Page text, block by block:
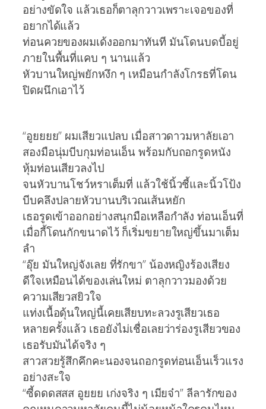
อย่างขัดใจ แล้วเธอก็ตาลุกวาวเพราะเจอของที่
อยากได้แล้ว
ท่อนควยของผมเด้งออกมาทันที มันโดนบดบี้อยู่
ภายในพื้นที่แคบ ๆ นานแล้ว
หัวบานใหญ่พยักหงึก ๆ เหมือนกำลังโกรธที่โดน
ปิดผนึกเอาไว้
“อูยยยย” ผมเสียวแปลบ เมื่อสาวดาวมหาลัยเอา
สองมือนุ่มบีบกุมท่อนเอ็น พร้อมกับถอกรูดหนัง
หุ้มท่อนเสียวลงไป
จนหัวบานโชว์หราเต็มที่ แล้วใช้นิ้วชี้และนิ้วโป้ง
บีบคลึงปลายหัวบานบริเวณเส้นหยัก
เธอรูดเข้าออกอย่างสนุกมือเหลือกำลัง ท่อนเอ็นที่
เมื่อกี้โดนกักขนาดไว้ ก็เริ่มขยายใหญ่ขึ้นมาเต็ม
ลำ
“อุ๊ย มันใหญ่จังเลย ที่รักขา” น้องหญิงร้องเสียง
ดีใจเหมือนได้ของเล่นใหม่ ตาลุกวาวมองด้วย
ความเสียวสยิวใจ
แท่งเนื้อดุ้นใหญ่นี้เคยเสียบทะลวงรูเสียวเธอ
หลายครั้งแล้ว เธอยังไม่เชื่อเลยว่าร่องรูเสียวของ
เธอรับมันได้จริง ๆ
สาวสวยรู้สึกคึกคะนองจนถอกรูดท่อนเอ็นเร็วแรง
อย่างสะใจ
“ซี้ดดดสสส อูยยย เก่งจริง ๆ เมียจ๋า” ลีลารักของ